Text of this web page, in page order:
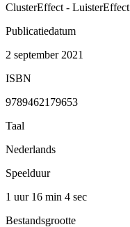
ClusterEffect - LuisterEffect
Publicatiedatum
2 september 2021
ISBN
9789462179653
Taal
Nederlands
Speelduur
1 uur 16 min 4 sec
Bestandsgrootte